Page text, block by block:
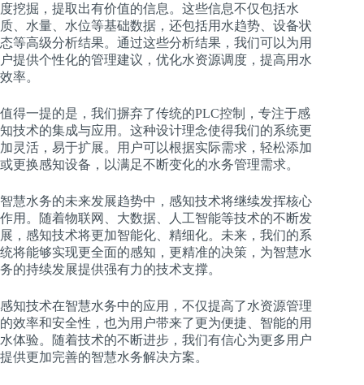
度挖掘，提取出有价值的信息。这些信息不仅包括水
质、水量、水位等基础数据，还包括用水趋势、设备状
态等高级分析结果。通过这些分析结果，我们可以为用
户提供个性化的管理建议，优化水资源调度，提高用水
效率。
值得一提的是，我们摒弃了传统的PLC控制，专注于感
知技术的集成与应用。这种设计理念使得我们的系统更
加灵活，易于扩展。用户可以根据实际需求，轻松添加
或更换感知设备，以满足不断变化的水务管理需求。
智慧水务的未来发展趋势中，感知技术将继续发挥核心
作用。随着物联网、大数据、人工智能等技术的不断发
展，感知技术将更加智能化、精细化。未来，我们的系
统将能够实现更全面的感知，更精准的决策，为智慧水
务的持续发展提供强有力的技术支撑。
感知技术在智慧水务中的应用，不仅提高了水资源管理
的效率和安全性，也为用户带来了更为便捷、智能的用
水体验。随着技术的不断进步，我们有信心为更多用户
提供更加完善的智慧水务解决方案。